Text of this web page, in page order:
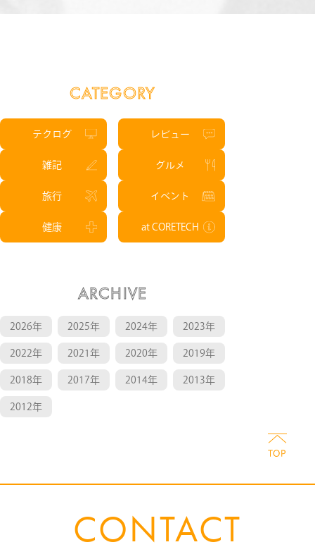
CATEGORY
テクログ レビュー
雑記 グルメ
旅行 イベント
健康 at CORETECH
ARCHIVE
2026年 2025年 2024年 2023年
2022年 2021年 2020年 2019年
2018年 2017年 2014年 2013年
2012年
CONTACT